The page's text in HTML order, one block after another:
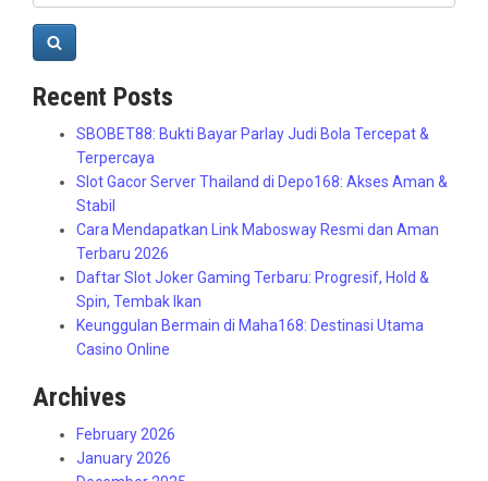
Recent Posts
SBOBET88: Bukti Bayar Parlay Judi Bola Tercepat &
Terpercaya
Slot Gacor Server Thailand di Depo168: Akses Aman &
Stabil
Cara Mendapatkan Link Mabosway Resmi dan Aman
Terbaru 2026
Daftar Slot Joker Gaming Terbaru: Progresif, Hold &
Spin, Tembak Ikan
Keunggulan Bermain di Maha168: Destinasi Utama
Casino Online
Archives
February 2026
January 2026